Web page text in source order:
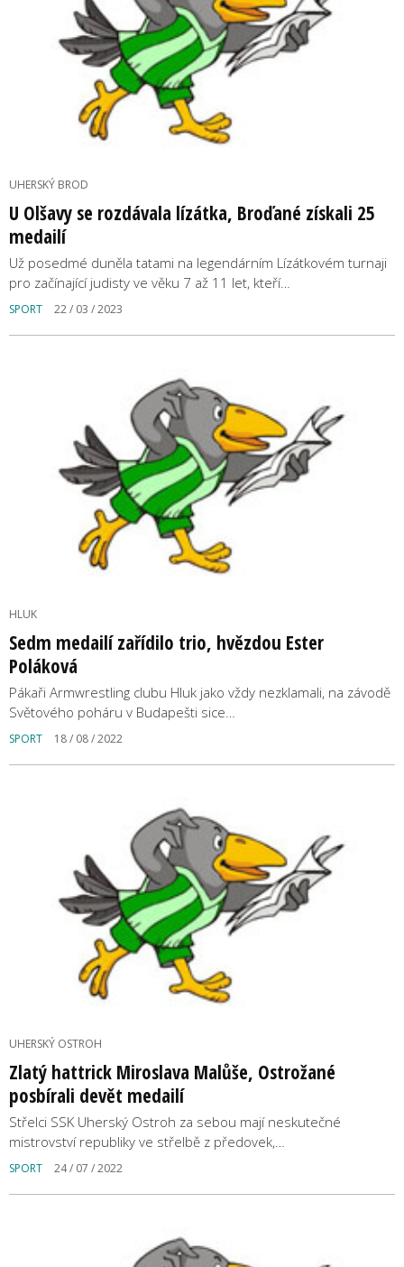
UHERSKÝ BROD
U Olšavy se rozdávala lízátka, Broďané získali 25
medailí
Už posedmé duněla tatami na legendárním Lízátkovém turnaji
pro začínající judisty ve věku 7 až 11 let, kteří…
SPORT 22 / 03 / 2023
HLUK
Sedm medailí zařídilo trio, hvězdou Ester
Poláková
Pákaři Armwrestling clubu Hluk jako vždy nezklamali, na závodě
Světového poháru v Budapešti sice…
SPORT 18 / 08 / 2022
UHERSKÝ OSTROH
Zlatý hattrick Miroslava Malůše, Ostrožané
posbírali devět medailí
Střelci SSK Uherský Ostroh za sebou mají neskutečné
mistrovství republiky ve střelbě z předovek,…
SPORT 24 / 07 / 2022